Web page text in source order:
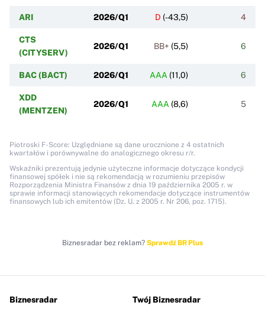
ARI 2026/Q1 D (-43,5) 4
CTS
(CITYSERV)
2026/Q1 BB+ (5,5) 6
BAC (BACT) 2026/Q1 AAA (11,0) 6
XDD
(MENTZEN)
2026/Q1 AAA (8,6) 5
Piotroski F-Score: Uzględniane są dane urocznione z 4 ostatnich
kwartałów i porównywalne do analogicznego okresu r/r.
Wskaźniki prezentują jedynie użyteczne informacje dotyczące kondycji
finansowej spółek i nie są rekomendacją w rozumieniu przepisów
Rozporządzenia Ministra Finansów z dnia 19 października 2005 r. w
sprawie informacji stanowiących rekomendacje dotyczące instrumentów
finansowych lub ich emitentów (Dz. U. z 2005 r. Nr 206, poz. 1715).
Biznesradar bez reklam? Sprawdź BR Plus
Biznesradar Twój Biznesradar